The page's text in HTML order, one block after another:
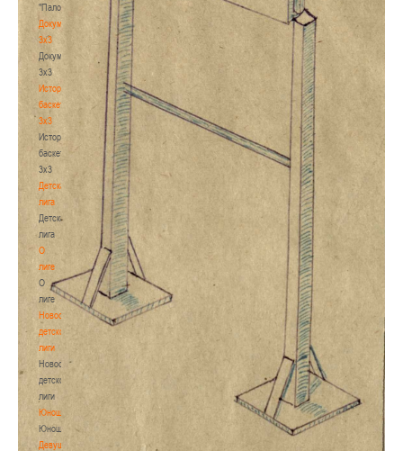
"Палова"
Документы
3х3
Документы
3х3
История
баскетбола
3х3
История
баскетбола
3х3
Детская
лига
Детская
лига
О
лиге
О
лиге
Новости
детской
лиги
Новости
детской
лиги
Юноши
Юноши
Девушки